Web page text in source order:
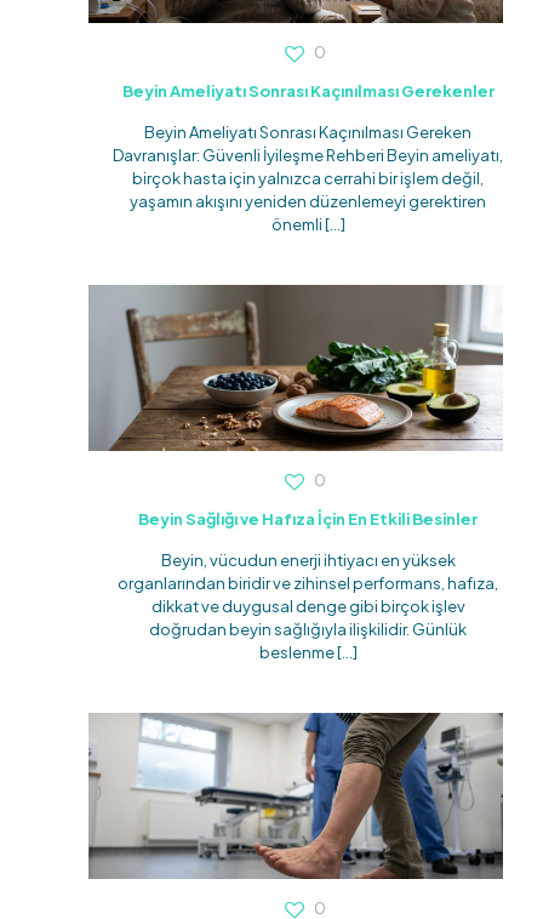
0
Beyin Ameliyatı Sonrası Kaçınılması Gerekenler
Beyin Ameliyatı Sonrası Kaçınılması Gereken
Davranışlar: Güvenli İyileşme Rehberi Beyin ameliyatı,
birçok hasta için yalnızca cerrahi bir işlem değil,
yaşamın akışını yeniden düzenlemeyi gerektiren
önemli[…]
0
Beyin Sağlığı ve Hafıza İçin En Etkili Besinler
Beyin, vücudun enerji ihtiyacı en yüksek
organlarından biridir ve zihinsel performans, hafıza,
dikkat ve duygusal denge gibi birçok işlev
doğrudan beyin sağlığıyla ilişkilidir. Günlük
beslenme[…]
0